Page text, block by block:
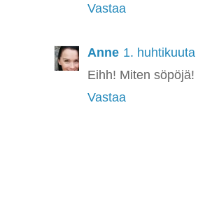
Vastaa
Anne 1.
Eihh! Miten
Vastaa